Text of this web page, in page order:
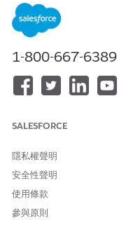
Talent Recruitment
錄頁面的「申請處理」索
取得 FlexCard 顯示的資料
與您的使用者相關的詳細資料
使用者可透過下列其中一種
籤上看見申請檢閱窗格。
「人才招募管理」應用程
程式摘要標題上的「
員工網站:雇用經理和訪
1-800-667-6389
SALESFORCE
隱私權聲明
安全性聲明
使用條款
參與原則